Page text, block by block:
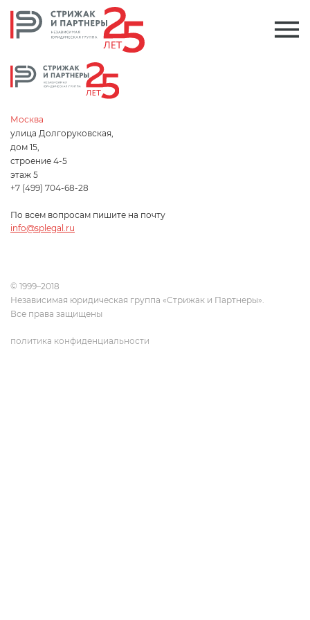
+7 (499) 704-68-28
Проекты и клиенты
ЗАКАЗАТЬ ЗВОНОК
Элемент не найден!
Москва
улица Долгоруковская,
дом 15,
строение 4-5
этаж 5
+7 (499) 704-68-28
По всем вопросам пишите на почту
info@splegal.ru
© 1999–2018
Независимая юридическая группа «Стрижак и Партнеры».
Все права защищены
политика конфиденциальности